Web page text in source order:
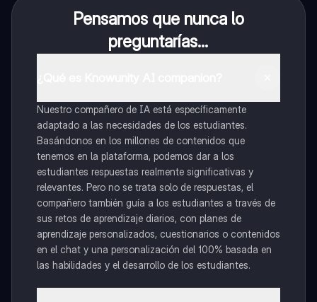
Pensamos que nunca lo
preguntarías...
Nuestro compañero de IA está específicamente
adaptado a las necesidades de los estudiantes.
Basándonos en los millones de contenidos que
tenemos en la plataforma, podemos dar a los
estudiantes respuestas realmente significativas y
relevantes. Pero no se trata solo de respuestas, el
compañero también guía a los estudiantes a través de
sus retos de aprendizaje diarios, con planes de
aprendizaje personalizados, cuestionarios o contenidos
en el chat y una personalización del 100% basada en
las habilidades y el desarrollo de los estudiantes.